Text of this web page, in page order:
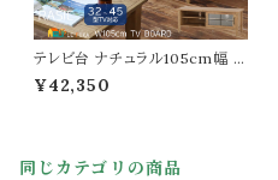
テレビ台 ナチュラル105cm幅 ロ
ーボード テレビボード TV台 幅1
05cm 奥行36cm 高さ40cm
VD収納 可動棚 CD収納 テレビ
¥42,350
同じカテゴリの商品